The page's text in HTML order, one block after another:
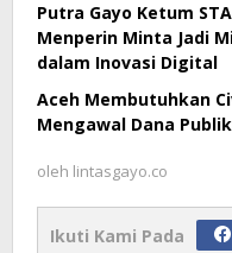
Putra Gayo Ketum
Menperin Minta Jadi
dalam Inovasi Digital
Aceh Membutuhkan
Mengawal Dana Publik
oleh lintasgayo.co
Ikuti Kami Pada